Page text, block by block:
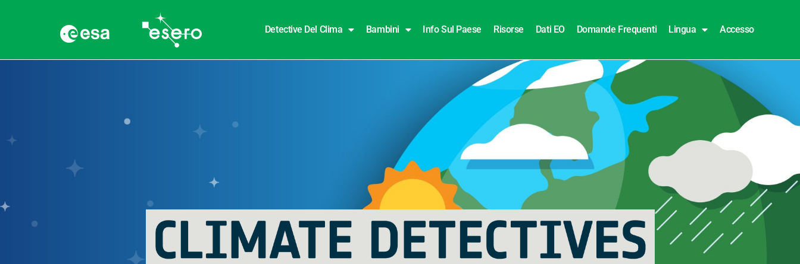
Detective Del Clima Bambini Info Sul Paese Risorse Dati EO Domande Frequenti Lingua Accesso